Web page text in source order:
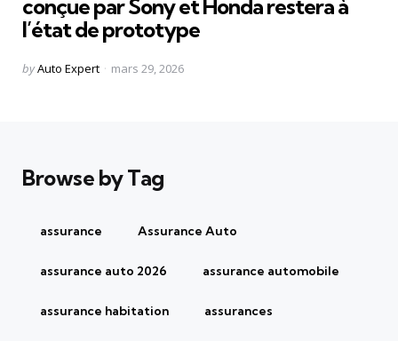
conçue par Sony et Honda restera à
l’état de prototype
Posted
byAuto Expert mars 29, 2026
Browse by Tag
assurance Assurance Auto
assurance auto 2026 assurance automobile
assurance habitation assurances